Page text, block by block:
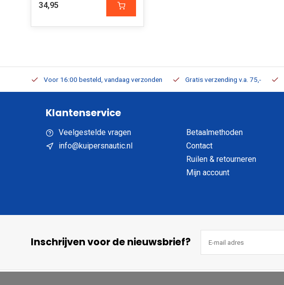
34,95
Voor 16:00 besteld, vandaag verzonden Gratis verzending v.a. 75,-
Klantenservice
Veelgestelde vragen
info@kuipersnautic.nl
Betaalmethoden
Contact
Ruilen & retourneren
Mijn account
Inschrijven voor de nieuwsbrief?